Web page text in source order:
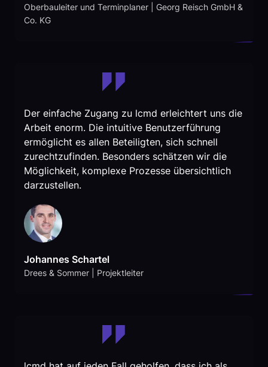
Oberbauleiter und Terminplaner | Georg Reisch GmbH &
Co. KG
Der einfache Zugang zu lcmd erleichtert uns die
Arbeit enorm. Die intuitive Benutzerführung
ermöglicht es allen Beteiligten, sich schnell
zurechtzufinden. Besonders schätzen wir die
Möglichkeit, komplexe Prozesse übersichtlich
darzustellen.
Johannes Schartel
Drees & Sommer | Projektleiter